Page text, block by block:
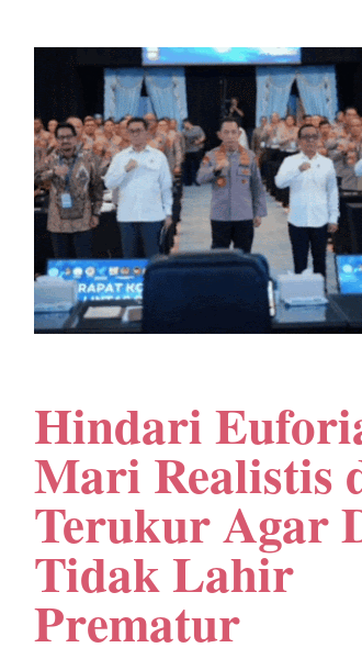
Hindari
Mari Realistis
Terukur Agar
Tidak Lahir
Prematur